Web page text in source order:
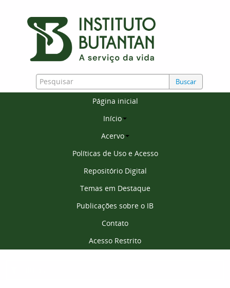
Buscar
Página inicial
Início
Acervo
Políticas de Uso e Acesso
Repositório Digital
Temas em Destaque
Publicações sobre o IB
Contato
Acesso Restrito